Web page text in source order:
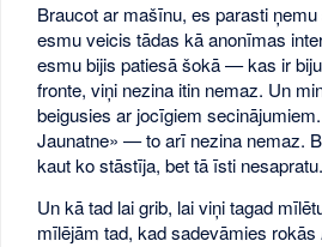
Braucot ar mašīnu, es parasti
esmu veicis tādas kā anonīmas
esmu bijis patiesā šokā — kas ir
fronte, viņi nezina itin nemaz. Un
beigusies ar jocīgiem
Jaunatne» — to arī nezina nemaz.
kaut ko stāstīja, bet tā īsti nesapratu.
Un kā tad lai grib, lai viņi tagad
mīlējām tad, kad sadevāmies rokās